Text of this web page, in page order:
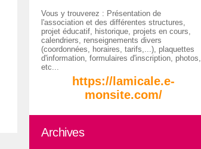
Vous y trouverez : Présentation de
l'association et des différentes structures,
projet éducatif, historique, projets en cours,
calendriers, renseignements divers
(coordonnées, horaires, tarifs,...), plaquettes
d'information, formulaires d'inscription, photos,
etc...
https://lamicale.e-
monsite.com/
Archives